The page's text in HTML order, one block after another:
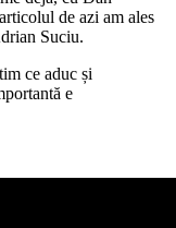
de azi am ales
Suciu.
ce aduc și
e